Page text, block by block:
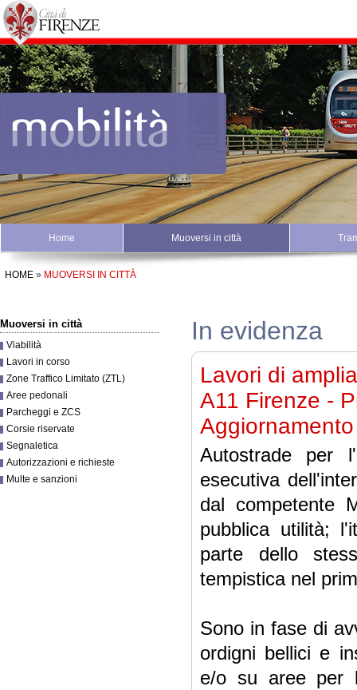
Home Muoversi in città
HOME » MUOVERSI IN CITTÀ
Muoversi in città
Viabilità
Lavori in corso
Zone Traffico Limitato (ZTL)
Aree pedonali
Parcheggi e ZCS
Corsie riservate
Segnaletica
Autorizzazioni e richieste
Multe e sanzioni
In evidenza
Lavori di
A11 Firenze -
Autostrade per
esecutiva
dal competente
pubblica utilità;
parte dello
tempistica nel
Sono in fase di
ordigni bellici e
e/o su aree per